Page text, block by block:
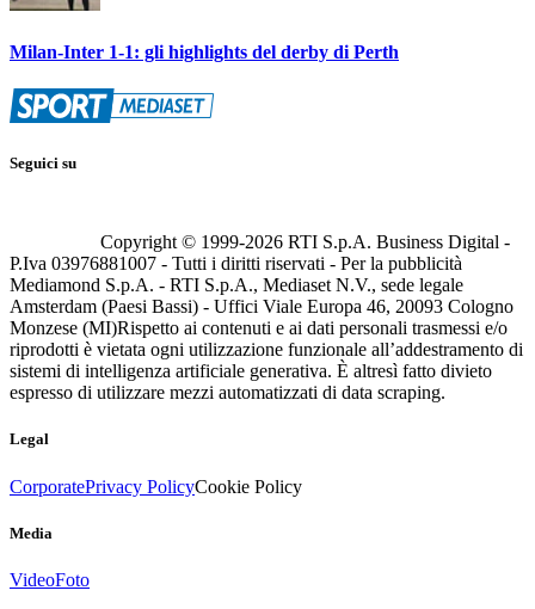
Milan-Inter 1-1: gli highlights del derby di Perth
Seguici su
Copyright © 1999-2026 RTI S.p.A. Business Digital -
P.Iva 03976881007 - Tutti i diritti riservati - Per la pubblicità
Mediamond S.p.A. - RTI S.p.A., Mediaset N.V., sede legale
Amsterdam (Paesi Bassi) - Uffici Viale Europa 46, 20093 Cologno
Monzese (MI)Rispetto ai contenuti e ai dati personali trasmessi e/o
riprodotti è vietata ogni utilizzazione funzionale all’addestramento di
sistemi di intelligenza artificiale generativa. È altresì fatto divieto
espresso di utilizzare mezzi automatizzati di data scraping.
Legal
CorporatePrivacy PolicyCookie Policy
Media
VideoFoto